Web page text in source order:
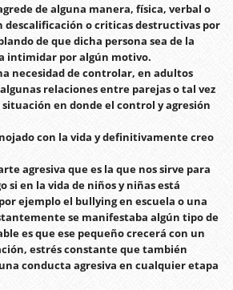
de alguna manera, física, verbal o
descalificación o criticas destructivas por
de que dicha persona sea de la
intimidar por algún motivo.
necesidad de controlar, en adultos
relaciones entre parejas o tal vez
en donde el control y agresión
con la vida y definitivamente creo
agresiva que es la que nos sirve para
si en la vida de niños y niñas está
ejemplo el bullying en escuela o una
se manifestaba algún tipo de
es que ese pequeño crecerá con un
estrés constante que también
conducta agresiva en cualquier etapa